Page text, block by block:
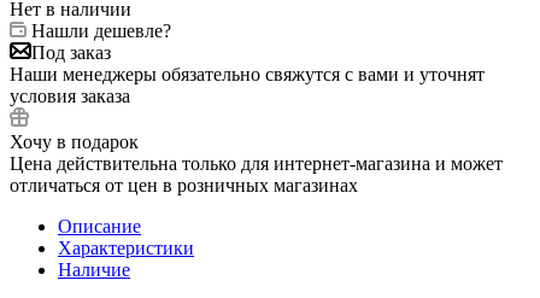
Нет в наличии
Нашли дешевле?
Под заказ
Наши менеджеры обязательно свяжутся с вами и уточнят
условия заказа
Хочу в подарок
Цена действительна только для интернет-магазина и может
отличаться от цен в розничных магазинах
Описание
Характеристики
Наличие